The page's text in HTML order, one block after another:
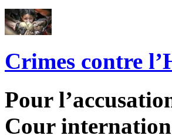
Crimes contre
Pour
Cour